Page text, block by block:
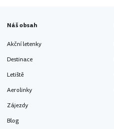
Náš obsah
Akční letenky
Destinace
Letiště
Aerolinky
Zájezdy
Blog